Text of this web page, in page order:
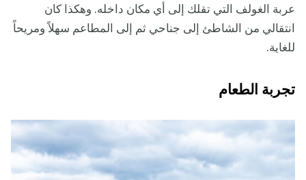
عربة الغولف التي تقلك إلى أي مكان داخله. وهكذا كان
انتقالي من الشاطئ إلى جناحي ثم إلى المطاعم سهلاً ومريحاً
للغاية.
تجربة الطعام